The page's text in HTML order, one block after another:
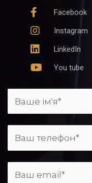
Facebook
Instagram
LinkedIn
You tube